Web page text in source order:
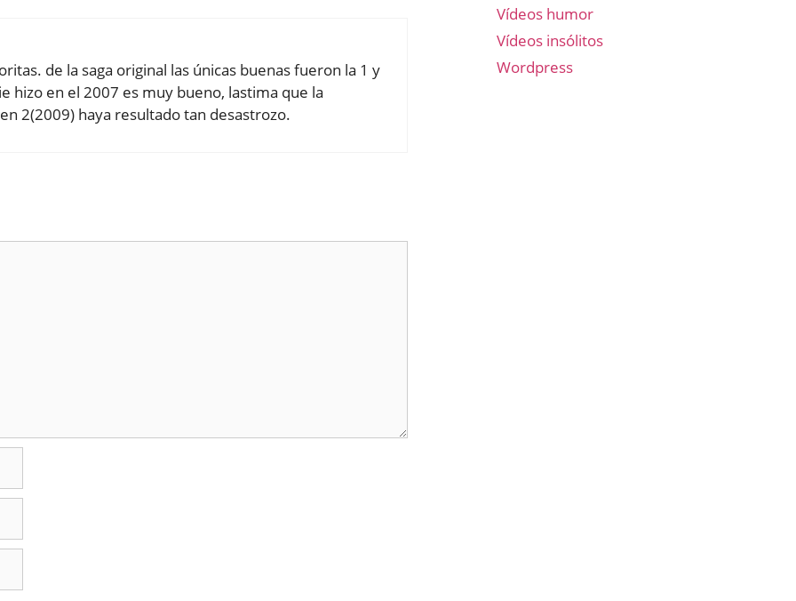
de la saga original las únicas buenas fueron la 1 y
hizo en el 2007 es muy bueno, lastima que la
2(2009) haya resultado tan desastrozo.
Vídeos humor
Vídeos insólitos
Wordpress